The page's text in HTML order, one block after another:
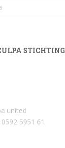
STICHTING
united
5951 61